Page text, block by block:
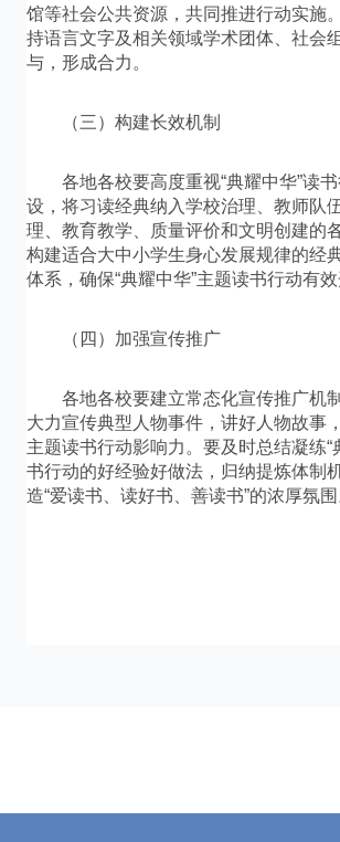
馆等社会公共资源，共同推进行动实施
持语言文字及相关领域学术团体、社会
与，形成合力。
（三）构建长效机制
各地各校要高度重视“典耀中华”读书
设，将习读经典纳入学校治理、教师队
理、教育教学、质量评价和文明创建的
构建适合大中小学生身心发展规律的经
体系，确保“典耀中华”主题读书行动有效
（四）加强宣传推广
各地各校要建立常态化宣传推广机制
大力宣传典型人物事件，讲好人物故事
主题读书行动影响力。要及时总结凝练“
书行动的好经验好做法，归纳提炼体制
造“爱读书、读好书、善读书”的浓厚氛围